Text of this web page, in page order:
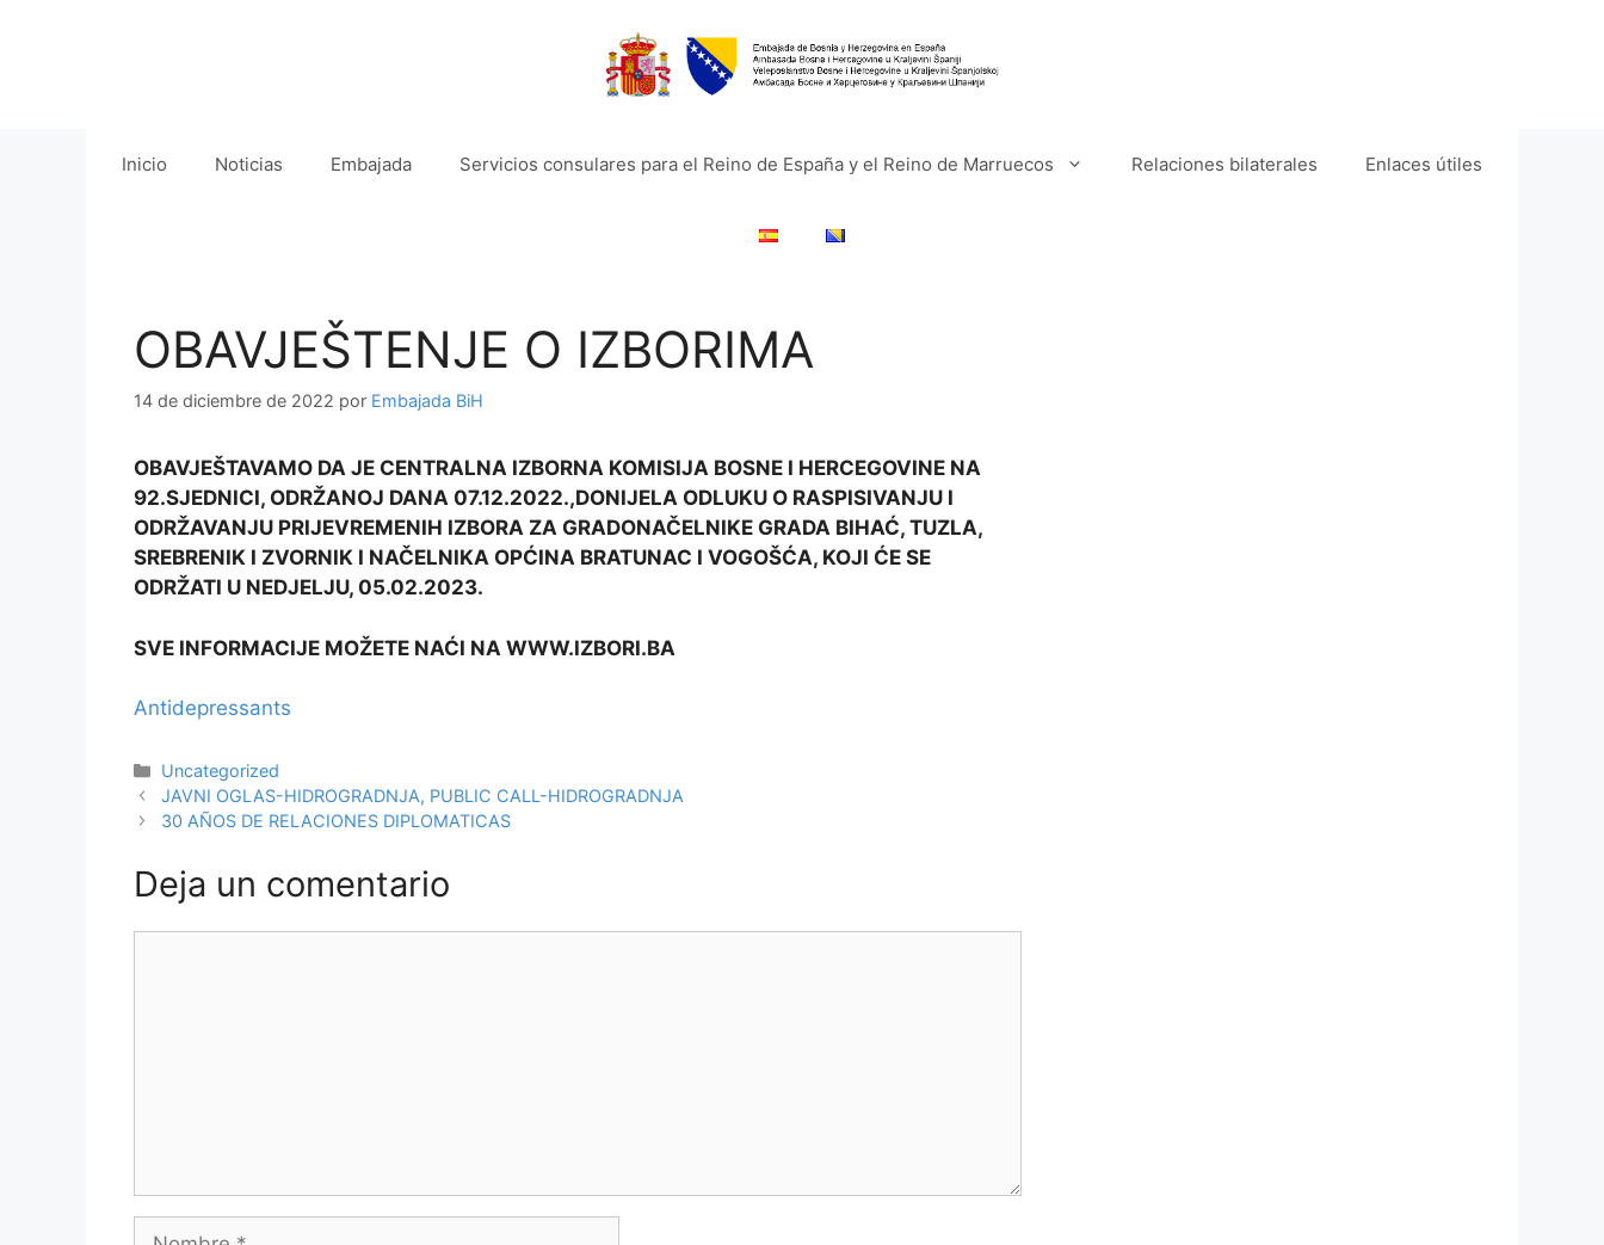
Inicio Noticias Embajada Servicios consulares para el Reino de España y el Reino de Marruecos Relaciones bilaterales Enlaces útiles
OBAVJEŠTENJE O IZBORIMA
14 de diciembre de 2022 por Embajada BiH
OBAVJEŠTAVAMO DA JE CENTRALNA IZBORNA KOMISIJA BOSNE I HERCEGOVINE NA
92.SJEDNICI, ODRŽANOJ DANA 07.12.2022.,DONIJELA ODLUKU O RASPISIVANJU I
ODRŽAVANJU PRIJEVREMENIH IZBORA ZA GRADONAČELNIKE GRADA BIHAĆ, TUZLA,
SREBRENIK I ZVORNIK I NAČELNIKA OPĆINA BRATUNAC I VOGOŠĆA, KOJI ĆE SE
ODRŽATI U NEDJELJU, 05.02.2023.
SVE INFORMACIJE MOŽETE NAĆI NA WWW.IZBORI.BA
Antidepressants
Categorías
Uncategorized
JAVNI OGLAS-HIDROGRADNJA, PUBLIC CALL-HIDROGRADNJA
30 AÑOS DE RELACIONES DIPLOMATICAS
Deja un comentario